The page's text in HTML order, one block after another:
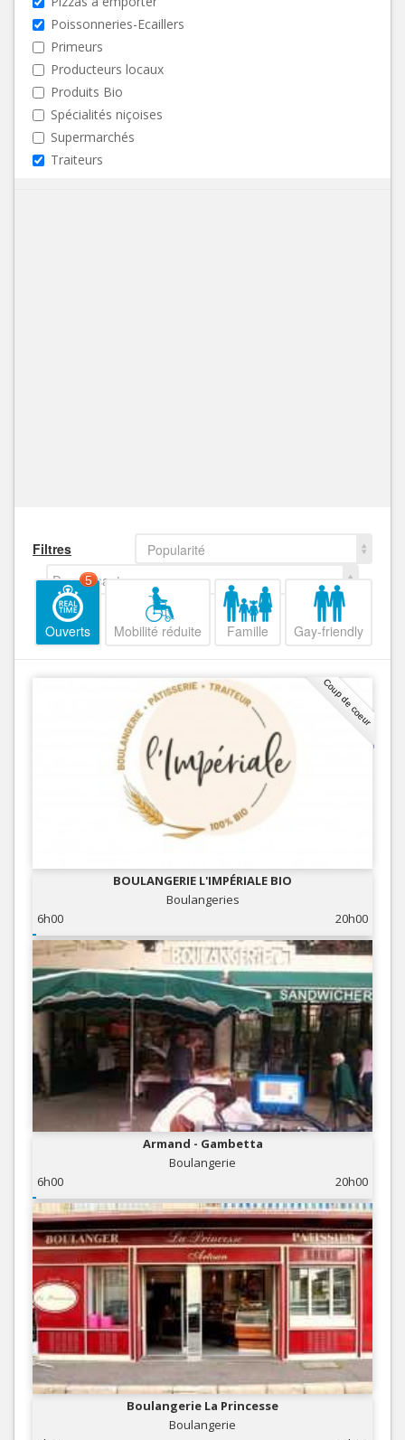
Poissonneries-Ecaillers
Primeurs
Producteurs locaux
Produits Bio
Spécialités niçoises
Supermarchés
Traiteurs
Filtres
Popularité
Decroissant
Ouverts
5
Mobilité réduite Famille Gay-friendly
Coup de coeur
BOULANGERIE L'IMPÉRIALE BIO
Boulangeries
6h00
20h00
Armand - Gambetta
Boulangerie
6h00
20h00
Boulangerie La Princesse
Boulangerie